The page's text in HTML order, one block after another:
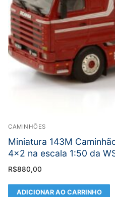
CAMINHÕES
Miniatura 143M
4×2 na escala 1:50 da
R$880,00
ADICIONAR AO CARRINHO